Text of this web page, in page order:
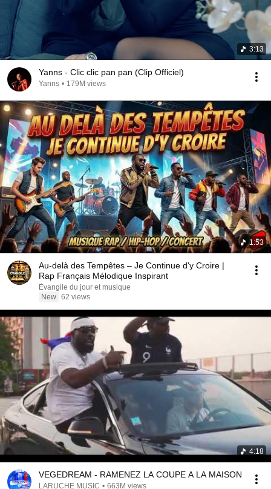
3:13
Yanns - Clic clic pan pan (Clip Officiel)
Yanns • 179M views
1:53
Au-delà des Tempêtes – Je Continue d'y Croire |
Rap Français Mélodique Inspirant
Évangile du jour et musique
New 62 views
4:18
VEGEDREAM - RAMENEZ LA COUPE A LA MAISON
LARUCHE MUSIC • 663M views